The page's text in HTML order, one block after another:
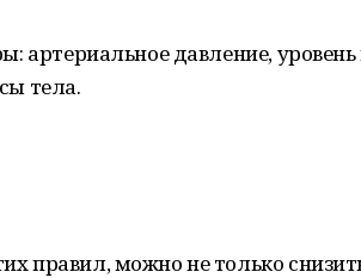
артериальное давление,
тела.
правил, можно не только